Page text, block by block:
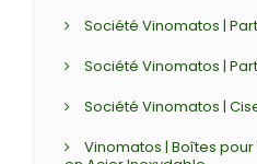
Société Vinomatos |
Société Vinomatos |
Société Vinomatos |
Vinomatos | Boîtes